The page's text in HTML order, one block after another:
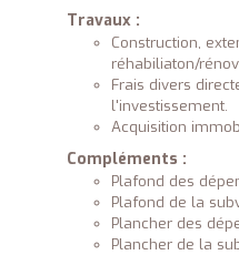
Travaux :
Construction,
réhabiliaton/
Frais divers
l'investissement.
Acquisition
Compléments :
Plafond des
Plafond de la
Plancher des
Plancher de la